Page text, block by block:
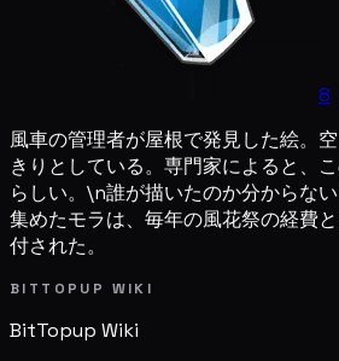
8
風車の管理者が屋根で発見した絵。
きりとしている。専門家によると、
らしい。\n誰が描いたのか分からな
集めたモラは、毎年の風花祭の経費
付された。
BITTOPUP WIKI
BitTopup Wiki